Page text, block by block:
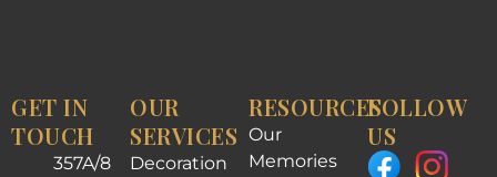
GET IN
TOUCH
357A/8
OUR
SERVICES
Decoration
RESOURCES
Our
Memories
FOLLOW
US